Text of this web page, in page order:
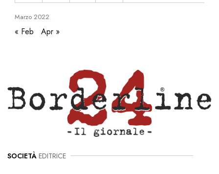
Marzo 2022
« Feb Apr »
SOCIETÀ EDITRICE